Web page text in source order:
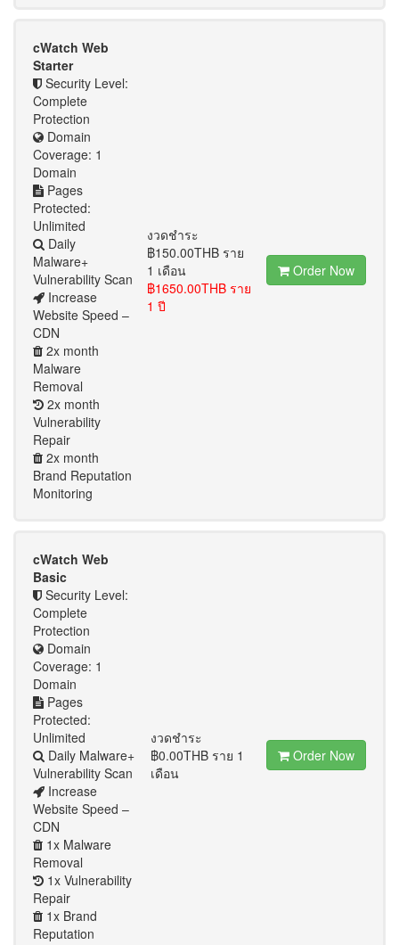
cWatch Web
Starter
Security Level:
Complete
Protection
Domain
Coverage: 1
Domain
Pages
Protected:
Unlimited
Daily
Malware+
Vulnerability Scan
Increase
Website Speed –
CDN
2x month
Malware
Removal
2x month
Vulnerability
Repair
2x month
Brand Reputation
Monitoring
งวดชำระ
฿150.00THB ราย
1 เดือน
฿1650.00THB ราย
1 ปี
Order Now
cWatch Web
Basic
Security Level:
Complete
Protection
Domain
Coverage: 1
Domain
Pages
Protected:
Unlimited
Daily Malware+
Vulnerability Scan
Increase
Website Speed –
CDN
1x Malware
Removal
1x Vulnerability
Repair
1x Brand
Reputation
งวดชำระ
฿0.00THB ราย 1
เดือน
Order Now